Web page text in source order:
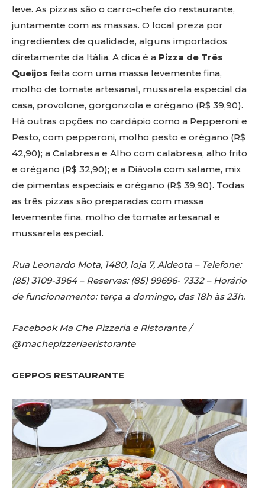
leve. As pizzas são o carro-chefe do restaurante,
juntamente com as massas. O local preza por
ingredientes de qualidade, alguns importados
diretamente da Itália. A dica é a Pizza de Três
Queijos feita com uma massa levemente fina,
molho de tomate artesanal, mussarela especial da
casa, provolone, gorgonzola e orégano (R$ 39,90).
Há outras opções no cardápio como a Pepperoni e
Pesto, com pepperoni, molho pesto e orégano (R$
42,90); a Calabresa e Alho com calabresa, alho frito
e orégano (R$ 32,90); e a Diávola com salame, mix
de pimentas especiais e orégano (R$ 39,90). Todas
as três pizzas são preparadas com massa
levemente fina, molho de tomate artesanal e
mussarela especial.
Rua Leonardo Mota, 1480, loja 7, Aldeota – Telefone:
(85) 3109-3964 – Reservas: (85) 99696- 7332 – Horário
de funcionamento: terça a domingo, das 18h às 23h.
Facebook Ma Che Pizzeria e Ristorante /
@machepizzeriaeristorante
GEPPOS RESTAURANTE